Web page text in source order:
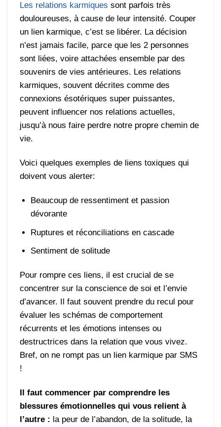
Les relations karmiques sont parfois très
douloureuses, à cause de leur intensité. Couper
un lien karmique, c’est se libérer. La décision
n’est jamais facile, parce que les 2 personnes
sont liées, voire attachées ensemble par des
souvenirs de vies antérieures. Les relations
karmiques, souvent décrites comme des
connexions ésotériques super puissantes,
peuvent influencer nos relations actuelles,
jusqu’à nous faire perdre notre propre chemin de
vie.
Voici quelques exemples de liens toxiques qui
doivent vous alerter:
Beaucoup de ressentiment et passion
dévorante
Ruptures et réconciliations en cascade
Sentiment de solitude
Pour rompre ces liens, il est crucial de se
concentrer sur la conscience de soi et l’envie
d’avancer. Il faut souvent prendre du recul pour
évaluer les schémas de comportement
récurrents et les émotions intenses ou
destructrices dans la relation que vous vivez.
Bref, on ne rompt pas un lien karmique par SMS
!
Il faut commencer par comprendre les
blessures émotionnelles qui vous relient à
l’autre : la peur de l’abandon, de la solitude, la